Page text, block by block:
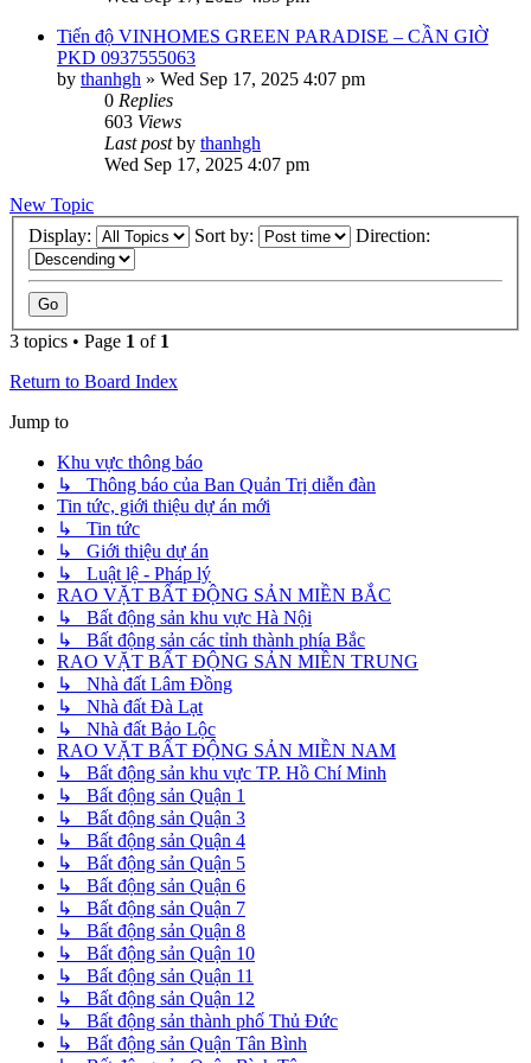
Tiến độ VINHOMES GREEN PARADISE – CẦN GIỜ
PKD 0937555063
by thanhgh » Wed Sep 17, 2025 4:07 pm
0 Replies
603 Views
Last postby thanhgh
Wed Sep 17, 2025 4:07 pm
New Topic
Display:
Sort by: Direction:
3 topics • Page 1 of 1
Return to Board Index
Jump to
Khu vực thông báo
↳ Thông báo của Ban Quản Trị diễn đàn
Tin tức, giới thiệu dự án mới
↳ Tin tức
↳ Giới thiệu dự án
↳ Luật lệ - Pháp lý
RAO VẶT BẤT ĐỘNG SẢN MIỀN BẮC
↳ Bất động sản khu vực Hà Nội
↳ Bất động sản các tỉnh thành phía Bắc
RAO VẶT BẤT ĐỘNG SẢN MIỀN TRUNG
↳ Nhà đất Lâm Đồng
↳ Nhà đất Đà Lạt
↳ Nhà đất Bảo Lộc
RAO VẶT BẤT ĐỘNG SẢN MIỀN NAM
↳ Bất động sản khu vực TP. Hồ Chí Minh
↳ Bất động sản Quận 1
↳ Bất động sản Quận 3
↳ Bất động sản Quận 4
↳ Bất động sản Quận 5
↳ Bất động sản Quận 6
↳ Bất động sản Quận 7
↳ Bất động sản Quận 8
↳ Bất động sản Quận 10
↳ Bất động sản Quận 11
↳ Bất động sản Quận 12
↳ Bất động sản thành phố Thủ Đức
↳ Bất động sản Quận Tân Bình